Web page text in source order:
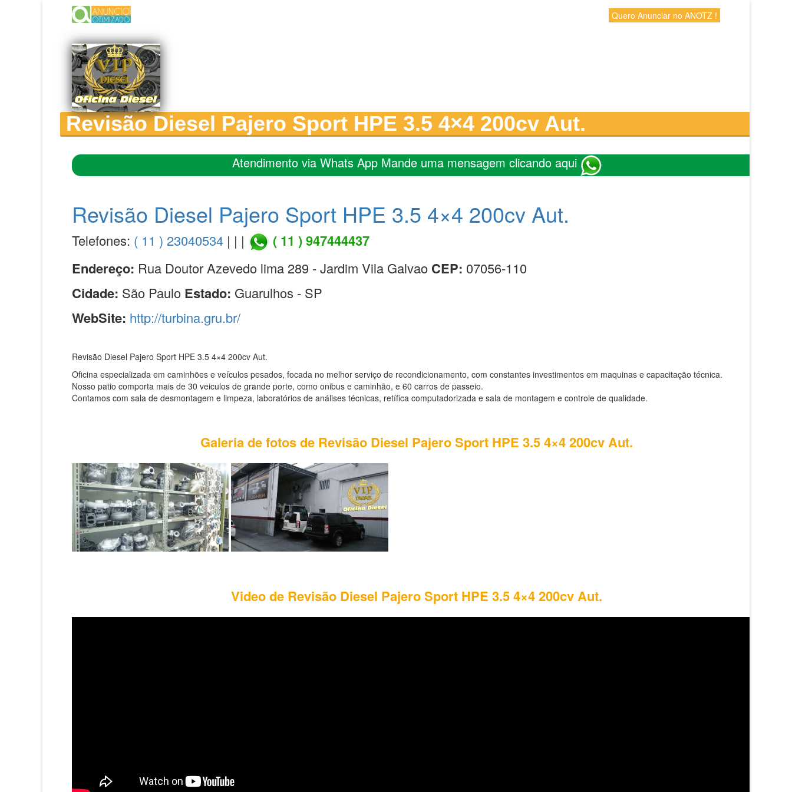
Quero Anunciar no ANOTZ !
Revisão Diesel Pajero Sport HPE 3.5 4×4 200cv Aut.
Atendimento via Whats App Mande uma mensagem clicando aqui
Revisão Diesel Pajero Sport HPE 3.5 4×4 200cv Aut.
Telefones: ( 11 ) 23040534 | | |
( 11 ) 947444437
Endereço: Rua Doutor Azevedo lima 289 - Jardim Vila Galvao CEP: 07056-110
Cidade: São Paulo Estado: Guarulhos - SP
WebSite: http://turbina.gru.br/
Revisão Diesel Pajero Sport HPE 3.5 4×4 200cv Aut.
Oficina especializada em caminhões e veículos pesados, focada no melhor serviço de recondicionamento, com constantes investimentos em maquinas e capacitação técnica.
Nosso patio comporta mais de 30 veiculos de grande porte, como onibus e caminhão, e 60 carros de passeio.
Contamos com sala de desmontagem e limpeza, laboratórios de análises técnicas, retífica computadorizada e sala de montagem e controle de qualidade.
Galeria de fotos de Revisão Diesel Pajero Sport HPE 3.5 4×4 200cv Aut.
Video de Revisão Diesel Pajero Sport HPE 3.5 4×4 200cv Aut.